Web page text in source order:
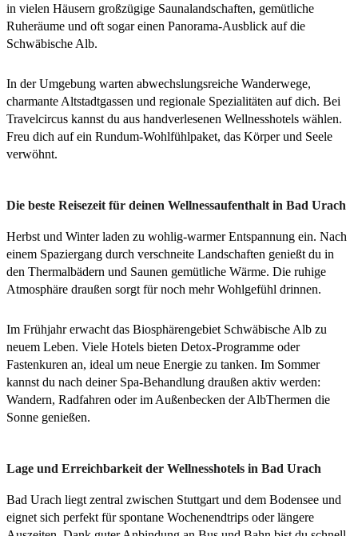
in vielen Häusern großzügige Saunalandschaften, gemütliche
Ruheräume und oft sogar einen Panorama-Ausblick auf die
Schwäbische Alb.
In der Umgebung warten abwechslungsreiche Wanderwege,
charmante Altstadtgassen und regionale Spezialitäten auf dich. Bei
Travelcircus kannst du aus handverlesenen Wellnesshotels wählen.
Freu dich auf ein Rundum-Wohlfühlpaket, das Körper und Seele
verwöhnt.
Die beste Reisezeit für deinen Wellnessaufenthalt in Bad Urach
Herbst und Winter laden zu wohlig-warmer Entspannung ein. Nach
einem Spaziergang durch verschneite Landschaften genießt du in
den Thermalbädern und Saunen gemütliche Wärme. Die ruhige
Atmosphäre draußen sorgt für noch mehr Wohlgefühl drinnen.
Im Frühjahr erwacht das Biosphärengebiet Schwäbische Alb zu
neuem Leben. Viele Hotels bieten Detox-Programme oder
Fastenkuren an, ideal um neue Energie zu tanken. Im Sommer
kannst du nach deiner Spa-Behandlung draußen aktiv werden:
Wandern, Radfahren oder im Außenbecken der AlbThermen die
Sonne genießen.
Lage und Erreichbarkeit der Wellnesshotels in Bad Urach
Bad Urach liegt zentral zwischen Stuttgart und dem Bodensee und
eignet sich perfekt für spontane Wochenendtrips oder längere